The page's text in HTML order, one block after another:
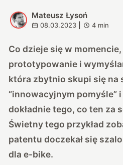
M
Mateusz Łysoń
08.03.2023 4 min
Co dzieje się w
prototypowanie i
która zbytnio skupi się na
“innowacyjnym pomyśle”
dokładnie tego, co ten za
Świetny tego przykład
patentu doczekał się
dla e-bike.